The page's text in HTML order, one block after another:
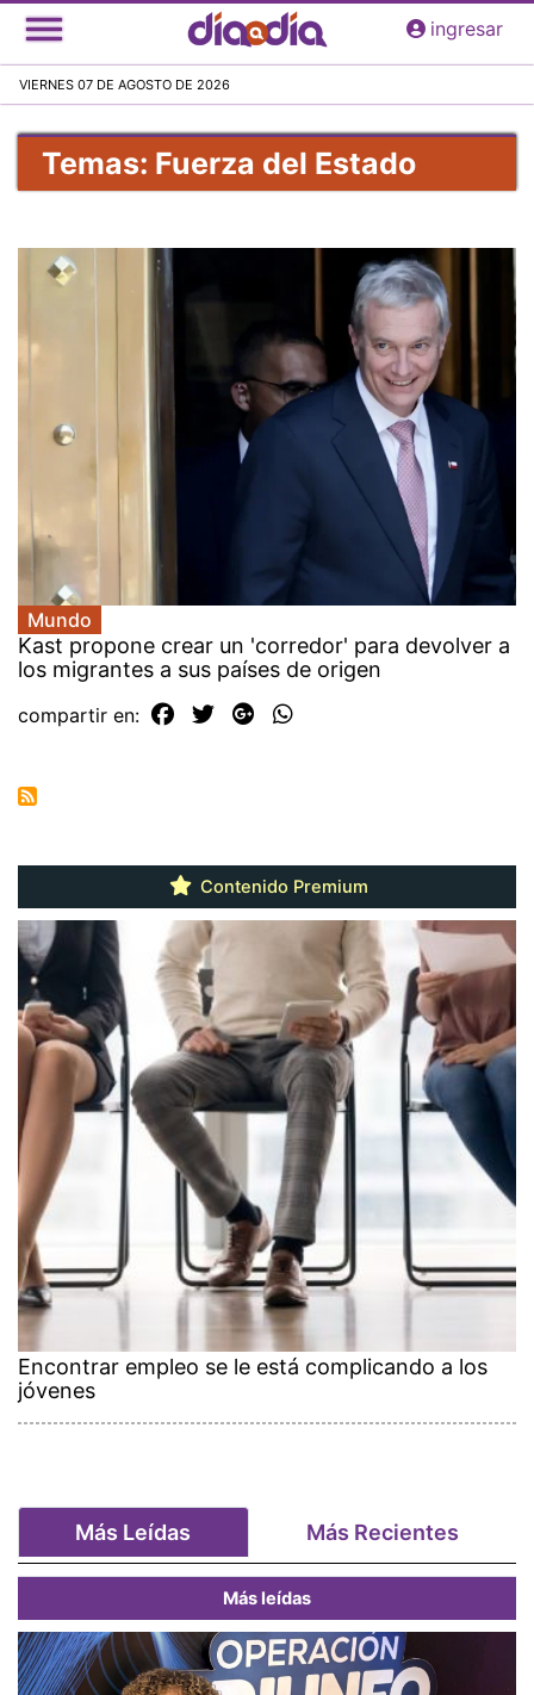
Pasar
al
principal
ingresar
VIERNES 07 DE AGOSTO DE 2026
Temas: Fuerza del Estado
Mundo
Kast propone crear un 'corredor' para devolver a
los migrantes a sus países de origen
compartir en:
Contenido Premium
Encontrar empleo se le está complicando a los
jóvenes
Más Leídas Más Recientes
Más leídas